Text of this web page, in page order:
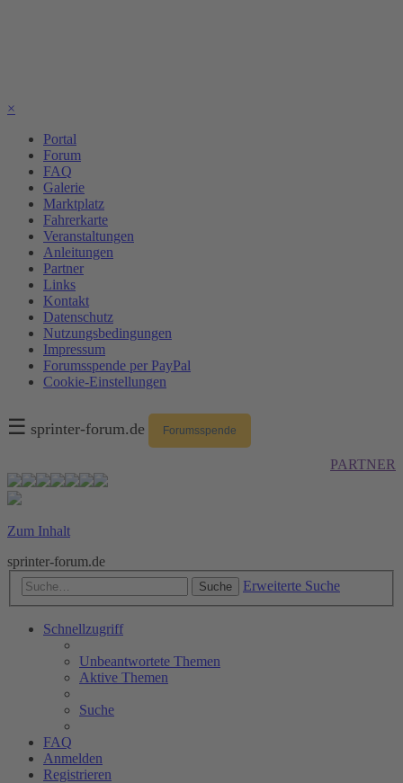
×
Portal
Forum
FAQ
Galerie
Marktplatz
Fahrerkarte
Veranstaltungen
Anleitungen
Partner
Links
Kontakt
Datenschutz
Nutzungsbedingungen
Impressum
Forumsspende per PayPal
Cookie-Einstellungen
☰ sprinter-forum.de Forumsspende
PARTNER
Zum Inhalt
sprinter-forum.de
Suche Erweiterte Suche
Schnellzugriff
Unbeantwortete Themen
Aktive Themen
Suche
FAQ
Anmelden
Registrieren